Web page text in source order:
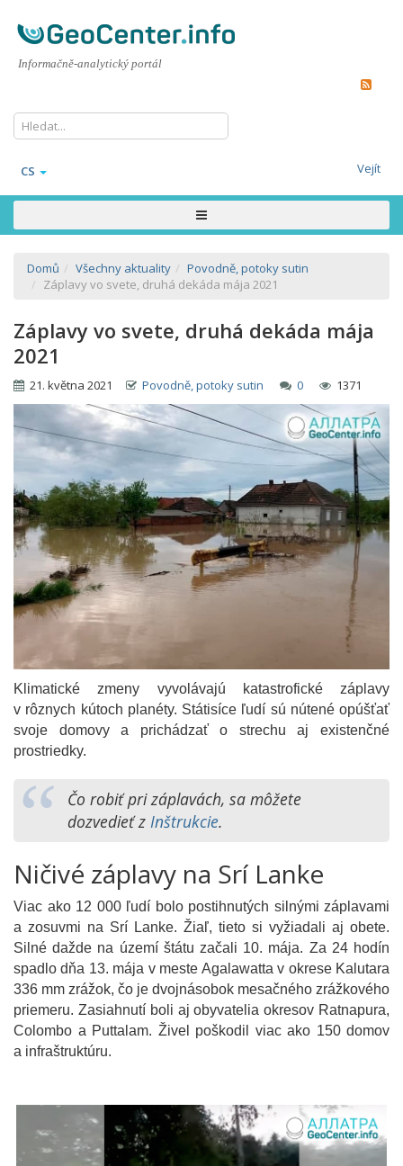
Informačně-analytický portál
CS Vejít
Domů Všechny aktuality
Povodně, potoky sutin
Záplavy vo svete, druhá dekáda mája 2021
Záplavy vo svete, druhá dekáda mája
2021
21. května 2021 Povodně, potoky sutin 0 1371
Klimatické zmeny vyvolávajú katastrofické záplavy
v rôznych kútoch planéty. Státisíce ľudí sú nútené opúšťať
svoje domovy a prichádzať o strechu aj existenčné
prostriedky.
Čo robiť pri záplavách, sa môžete
dozvedieť z Inštrukcie.
Ničivé záplavy na Srí Lanke
Viac ako 12 000 ľudí bolo postihnutých silnými záplavami
a zosuvmi na Srí Lanke. Žiaľ, tieto si vyžiadali aj obete.
Silné dažde na území štátu začali 10. mája. Za 24 hodín
spadlo dňa 13. mája v meste Agalawatta v okrese Kalutara
336 mm zrážok, čo je dvojnásobok mesačného zrážkového
priemeru. Zasiahnutí boli aj obyvatelia okresov Ratnapura,
Colombo a Puttalam. Živel poškodil viac ako 150 domov
a infraštruktúru.